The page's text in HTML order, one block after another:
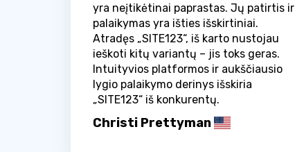
yra neįtikėtinai paprastas. Jų patirtis ir
palaikymas yra išties išskirtiniai.
Atradęs „SITE123“, iš karto nustojau
ieškoti kitų variantų – jis toks geras.
Intuityvios platformos ir aukščiausio
lygio palaikymo derinys išskiria
„SITE123“ iš konkurentų.
Christi Prettyman